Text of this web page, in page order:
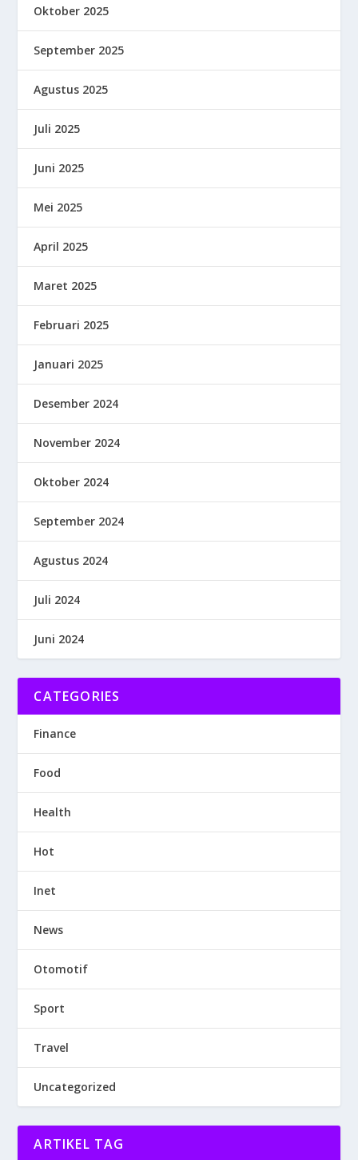
Oktober 2025
September 2025
Agustus 2025
Juli 2025
Juni 2025
Mei 2025
April 2025
Maret 2025
Februari 2025
Januari 2025
Desember 2024
November 2024
Oktober 2024
September 2024
Agustus 2024
Juli 2024
Juni 2024
CATEGORIES
Finance
Food
Health
Hot
Inet
News
Otomotif
Sport
Travel
Uncategorized
ARTIKEL TAG